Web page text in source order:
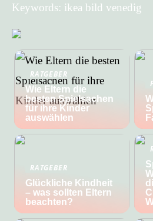
Keywords: ikea bild venedig
RATGEBER
Wie Eltern die
besten Spielsachen
für ihre Kinder
auswählen
RATGEBER
Glückliche Kindheit
– was sollten Eltern
beachten?